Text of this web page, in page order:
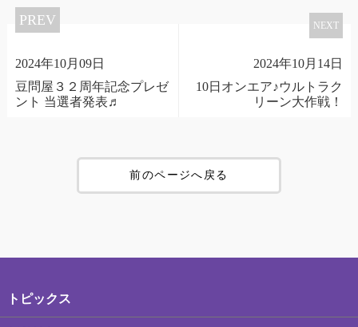
PREV
2024年10月09日
豆問屋３２周年記念プレゼ
ント 当選者発表♬
NEXT
2024年10月14日
10日オンエア♪ウルトラク
リーン大作戦！
前のページへ戻る
トピックス